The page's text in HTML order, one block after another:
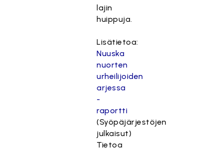
lajin
huippuja.
Lisätietoa:
Nuuska
nuorten
urheilijoiden
arjessa
-
raportti
(Syöpäjärjestöjen
julkaisut)
Tietoa